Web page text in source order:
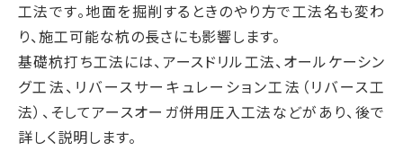
工法です。地面を掘削するときのやり方で工法名も変わ
り、施工可能な杭の長さにも影響します。
基礎杭打ち工法には、アースドリル工法、オールケーシン
グ工法、リバースサーキュレーション工法（リバース工
法）、そしてアースオーガ併用圧入工法などがあり、後で
詳しく説明します。